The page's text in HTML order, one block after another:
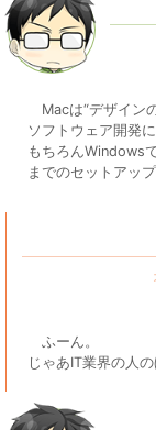
Macは“デザイン
ソフトウェア開発
もちろんWindows
までのセットアッ
ふーん。
じゃあIT業界の人